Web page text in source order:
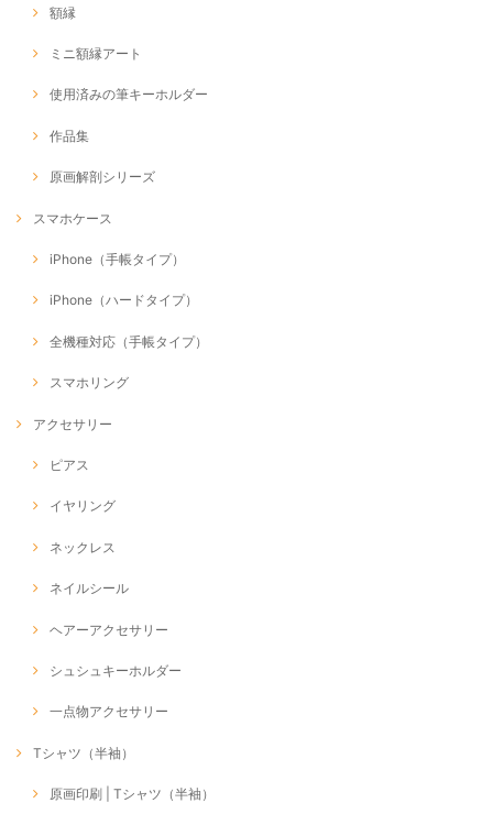
額縁
ミニ額縁アート
使用済みの筆キーホルダー
作品集
原画解剖シリーズ
スマホケース
iPhone（手帳タイプ）
iPhone（ハードタイプ）
全機種対応（手帳タイプ）
スマホリング
アクセサリー
ピアス
イヤリング
ネックレス
ネイルシール
ヘアーアクセサリー
シュシュキーホルダー
一点物アクセサリー
Tシャツ（半袖）
原画印刷 | Tシャツ（半袖）